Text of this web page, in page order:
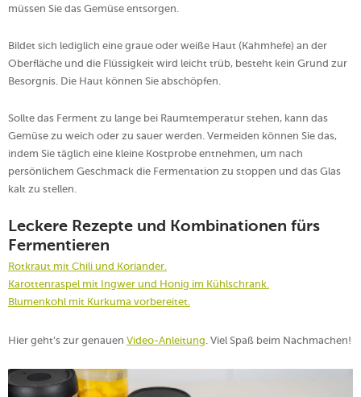
müssen Sie das Gemüse entsorgen.
Bildet sich lediglich eine graue oder weiße Haut (Kahmhefe) an der
Oberfläche und die Flüssigkeit wird leicht trüb, besteht kein Grund zur
Besorgnis. Die Haut können Sie abschöpfen.
Sollte das Ferment zu lange bei Raumtemperatur stehen, kann das
Gemüse zu weich oder zu sauer werden. Vermeiden können Sie das,
indem Sie täglich eine kleine Kostprobe entnehmen, um nach
persönlichem Geschmack die Fermentation zu stoppen und das Glas
kalt zu stellen.
Leckere Rezepte und Kombinationen fürs
Fermentieren
Rotkraut mit Chili und Koriander.
Karottenraspel mit Ingwer und Honig im Kühlschrank.
Blumenkohl mit Kurkuma vorbereitet.
Hier geht’s zur genauen Video-Anleitung. Viel Spaß beim Nachmachen!